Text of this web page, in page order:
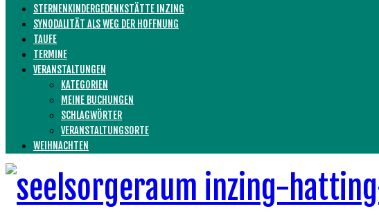
STERNENKINDERGEDENKSTÄTTE INZING
SYNODALITÄT ALS WEG DER HOFFNUNG
TAUFE
TERMINE
VERANSTALTUNGEN
KATEGORIEN
MEINE BUCHUNGEN
SCHLAGWÖRTER
VERANSTALTUNGSORTE
WEIHNACHTEN